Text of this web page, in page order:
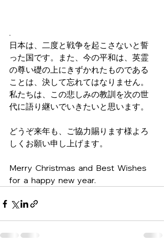
.
日本は、二度と戦争を起こさないと誓
った国です。また、今の平和は、英霊
の尊い礎の上にきずかれたものである
ことは、決して忘れてはなりません。
私たちは、この悲しみの教訓を次の世
代に語り継いでいきたいと思います。
どうぞ来年も、ご協力賜ります様よろ
しくお願い申し上げます。
Merry  Christmas  and  Best  Wishes
for  a  happy  new  year.